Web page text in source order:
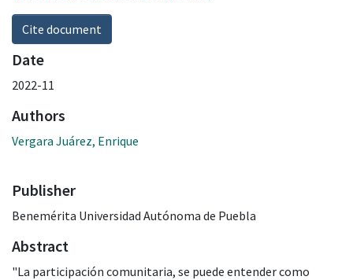
Cite document
Date
2022-11
Authors
Vergara Juárez, Enrique
Publisher
Benemérita Universidad Autónoma de Puebla
Abstract
"La participación comunitaria, se puede entender como